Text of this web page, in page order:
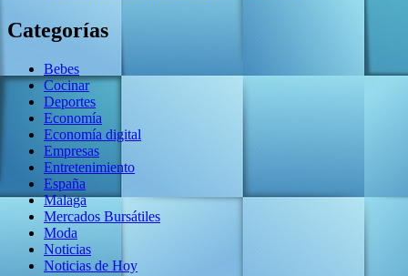
Categorías
Bebes
Cocinar
Deportes
Economía
Economía digital
Empresas
Entretenimiento
España
Malaga
Mercados Bursátiles
Moda
Noticias
Noticias de Hoy